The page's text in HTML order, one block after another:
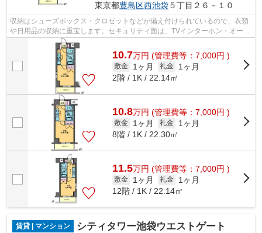
東京都豊島区西池袋５丁目２６－１０
収納はシューズボックス・クロゼットなどが備え付けられているので、衣類
や日用品の収納に重宝します。セキュリティ面は、TVインターホン・オート
ロックなど充実しているので、防犯対...
10.7万円 (管理費等：7,000円 )
敷金 1ヶ月 礼金
1ヶ月
2階 / 1K / 22.14㎡
10.8万円 (管理費等：7,000円 )
敷金 1ヶ月 礼金
1ヶ月
8階 / 1K / 22.30㎡
11.5万円 (管理費等：7,000円 )
敷金 1ヶ月 礼金
1ヶ月
12階 / 1K / 22.14㎡
賃貸 | マンション シティタワー池袋ウエストゲート